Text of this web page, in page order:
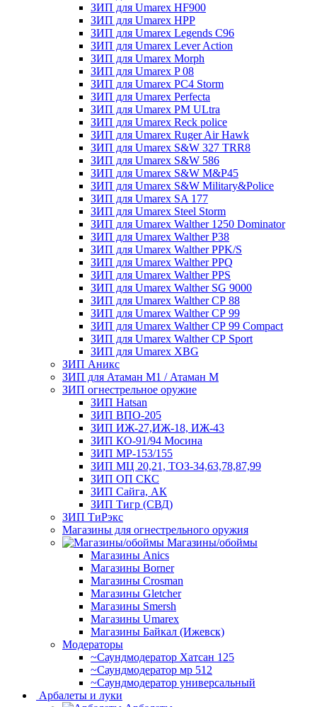
ЗИП для Umarex HF900
ЗИП для Umarex HPP
ЗИП для Umarex Legends C96
ЗИП для Umarex Lever Action
ЗИП для Umarex Morph
ЗИП для Umarex P 08
ЗИП для Umarex PC4 Storm
ЗИП для Umarex Perfecta
ЗИП для Umarex PM ULtra
ЗИП для Umarex Reck police
ЗИП для Umarex Ruger Air Hawk
ЗИП для Umarex S&W 327 TRR8
ЗИП для Umarex S&W 586
ЗИП для Umarex S&W M&P45
ЗИП для Umarex S&W Military&Police
ЗИП для Umarex SA 177
ЗИП для Umarex Steel Storm
ЗИП для Umarex Walther 1250 Dominator
ЗИП для Umarex Walther P38
ЗИП для Umarex Walther PPK/S
ЗИП для Umarex Walther PPQ
ЗИП для Umarex Walther PPS
ЗИП для Umarex Walther SG 9000
ЗИП для Umarex Walther СР 88
ЗИП для Umarex Walther СР 99
ЗИП для Umarex Walther СР 99 Compact
ЗИП для Umarex Walther СР Sport
ЗИП для Umarex XBG
ЗИП Аникс
ЗИП для Атаман М1 / Атаман М
ЗИП огнестрельное оружие
ЗИП Hatsan
ЗИП ВПО-205
ЗИП ИЖ-27,ИЖ-18, ИЖ-43
ЗИП КО-91/94 Мосина
ЗИП МР-153/155
ЗИП МЦ 20,21, ТОЗ-34,63,78,87,99
ЗИП ОП СКС
ЗИП Сайга, АК
ЗИП Тигр (СВД)
ЗИП ТиРэкс
Магазины для огнестрельного оружия
Магазины/обоймы
Магазины Anics
Магазины Borner
Магазины Crosman
Магазины Gletcher
Магазины Smersh
Магазины Umarex
Магазины Байкал (Ижевск)
Модераторы
~Cаундмодератор Хатсан 125
~Саундмодератор мр 512
~Саундмодератор универсальный
Арбалеты и луки